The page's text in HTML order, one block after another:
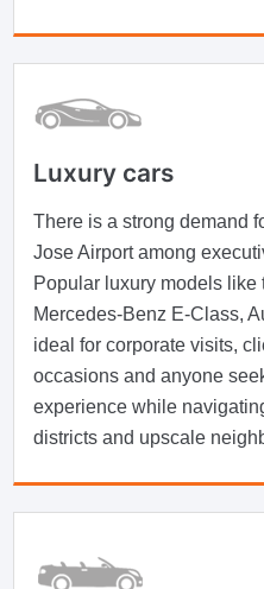
Luxury cars
There is a strong demand
Jose Airport among
Popular luxury models like
Mercedes-Benz E-Class,
ideal for corporate visits,
occasions and anyone
experience while
districts and upscale